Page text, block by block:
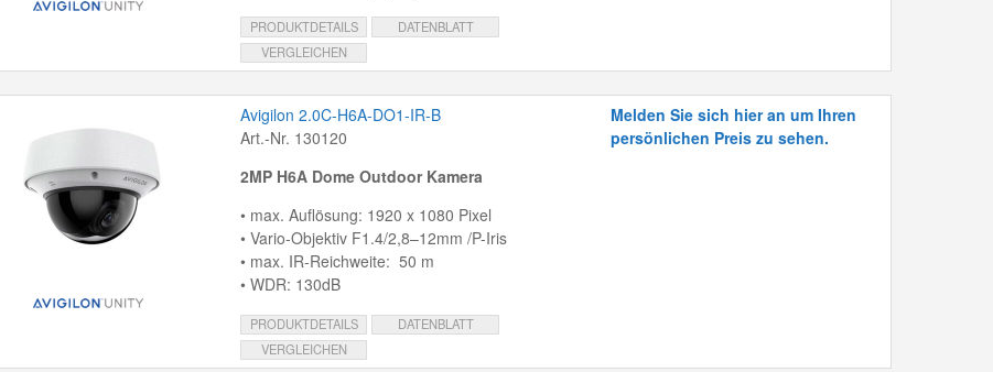
PRODUKTDETAILS
DATENBLATT
VERGLEICHEN
Avigilon 2.0C-H6A-DO1-IR-B
Art.-Nr. 130120
2MP H6A Dome Outdoor Kamera
• max. Auflösung: 1920 x 1080 Pixel
• Vario-Objektiv F1.4/2,8–12mm /P-Iris
• max. IR-Reichweite: 50 m
• WDR: 130dB
PRODUKTDETAILS
DATENBLATT
VERGLEICHEN
Melden Sie sich hier an um Ihren
persönlichen Preis zu sehen.